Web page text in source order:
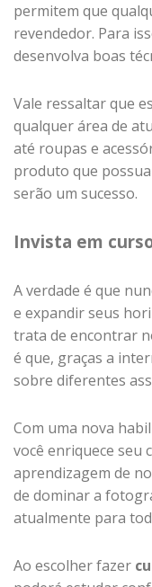
permitem que
revendedor. Para
desenvolva boas
Vale ressaltar que
qualquer área de
até roupas e
produto que
serão um sucesso.
Invista em
A verdade é que
e expandir seus
trata de encontrar
é que, graças a
sobre diferentes
Com uma nova
você enriquece seu
aprendizagem de
de dominar a
atualmente para
Ao escolher fazer